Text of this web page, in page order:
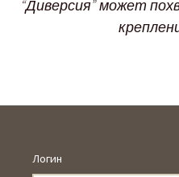
“Диверсия” может
Логин